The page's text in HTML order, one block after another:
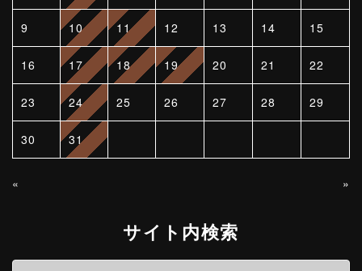
9 10 11 12 13 14 15
16 17 18 19 20 21 22
23 24 25 26 27 28 29
30 31
« »
サイト内検索